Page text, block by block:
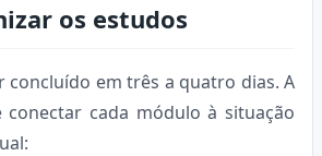
os estudos
concluído em três a quatro dias. A
conectar cada módulo à situação